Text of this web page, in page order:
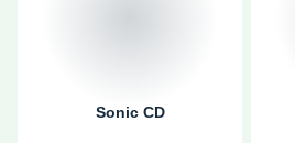
Sonic CD